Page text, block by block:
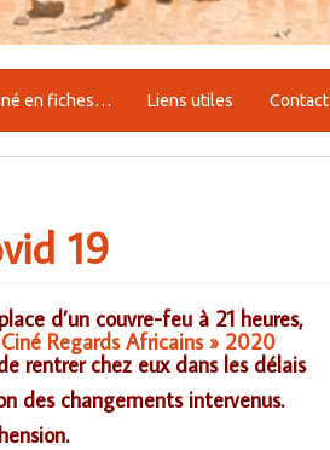
en fiches… Liens utiles Contact
19
d’un couvre-feu à 21 heures,
Regards Africains » 2020
rentrer chez eux dans les délais
des changements intervenus.